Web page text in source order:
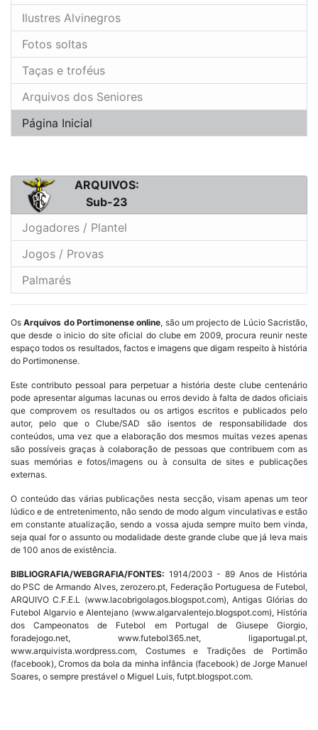
Ilustres Alvinegros
Fotos soltas
Taças e troféus
Arquivos dos Seniores
Página Inicial
ARQUIVOS:
Sub-23
Jogadores / Plantel
Jogos / Provas
Palmarés
OsArquivos do Portimonense online, são um projecto de Lúcio Sacristão,
que desde o inicio do site oficial do clube em 2009, procura reunir neste
espaço todos os resultados, factos e imagens que digam respeito à história
do Portimonense.
Este contributo pessoal para perpetuar a história deste clube centenário
pode apresentar algumas lacunas ou erros devido à falta de dados oficiais
que comprovem os resultados ou os artigos escritos e publicados pelo
autor, pelo que o Clube/SAD são isentos de responsabilidade dos
conteúdos, uma vez que a elaboração dos mesmos muitas vezes apenas
são possíveis graças à colaboração de pessoas que contribuem com as
suas memórias e fotos/imagens ou à consulta de sites e publicações
externas.
O conteúdo das várias publicações nesta secção, visam apenas um teor
lúdico e de entretenimento, não sendo de modo algum vinculativas e estão
em constante atualização, sendo a vossa ajuda sempre muito bem vinda,
seja qual for o assunto ou modalidade deste grande clube que já leva mais
de 100 anos de existência.
BIBLIOGRAFIA/WEBGRAFIA/FONTES: 1914/2003 - 89 Anos de História
do PSC de Armando Alves, zerozero.pt, Federação Portuguesa de Futebol,
ARQUIVO C.F.E.L (www.lacobrigolagos.blogspot.com), Antigas Glórias do
Futebol Algarvio e Alentejano (www.algarvalentejo.blogspot.com), História
dos Campeonatos de Futebol em Portugal de Giusepe Giorgio,
foradejogo.net, www.futebol365.net, ligaportugal.pt,
www.arquivista.wordpress.com, Costumes e Tradições de Portimão
(facebook), Cromos da bola da minha infância (facebook) de Jorge Manuel
Soares, o sempre prestável o Miguel Luis, futpt.blogspot.com.